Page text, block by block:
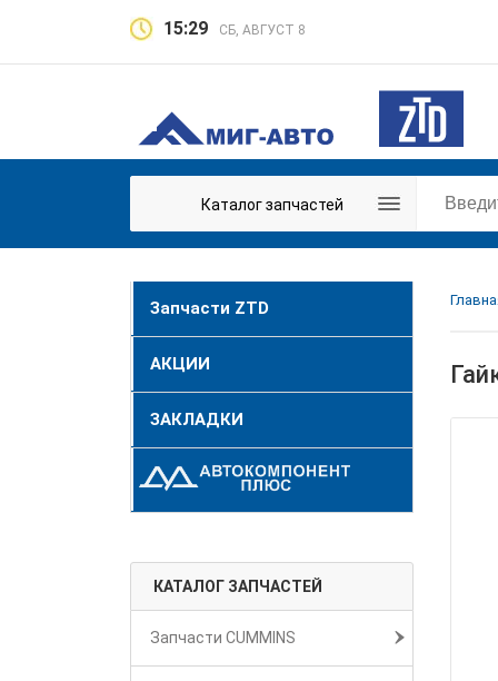
15:29 СБ, АВГУСТ 8
Каталог запчастей
Запчасти ZTD
АКЦИИ
ЗАКЛАДКИ
КАТАЛОГ ЗАПЧАСТЕЙ
Запчасти CUMMINS